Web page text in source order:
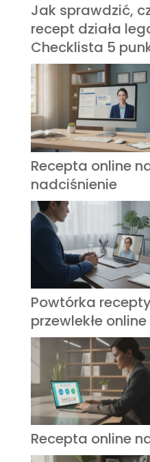
Jak sprawdzić,
recept działa
Checklista 5
Recepta online
nadciśnienie
Powtórka
przewlekłe
Recepta online